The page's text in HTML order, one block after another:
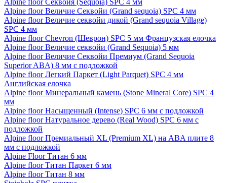
Alpine floor Секвойя (Sequoia) SPC 4 мм
Alpine floor Величие Секвойи (Grand sequoia) SPC 4 мм
Alpine floor Величие секвойи дикой (Grand sequoia Village)
SPC 4 мм
Alpine floor Chevron (Шеврон) SPC 5 мм Французская елочка
Alpine floor Величие секвойи (Grand Sequoia) 5 мм
Alpine floor Величие Секвойи Премиум (Grand Sequoia
Superior ABA) 8 мм с подложкой
Alpine floor Легкий Паркет (Light Parquet) SPC 4 мм
Английская елочка
Alpine floor Минеральный камень (Stone Mineral Core) SPC 4
мм
Alpine floor Насыщенный (Intense) SPC 6 мм с подложкой
Alpine floor Натуральное дерево (Real Wood) SPC 6 мм с
подложкой
Alpine floor Премиальный XL (Premium XL) на ABA плите 8
мм с подложкой
Alpine Floor Титан 6 мм
Alpine floor Титан Паркет 6 мм
Alpine floor Титан 8 мм